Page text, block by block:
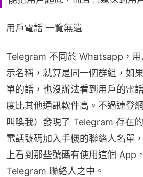
用戶電話 一覽無遺
Telegram 不同於 Whatsapp，
示名稱，就算是同一個群組，如
單的話，也沒辦法看到用戶的電
度比其他通訊軟件高。不過連登
叫喚我）發現了 Telegram 存在
電話號碼加入手機的聯絡人名單
上看到那些號碼有使用這個 App
Telegram 聯絡人之中。